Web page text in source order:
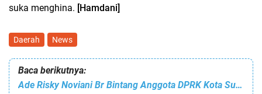
suka menghina. [Hamdani]
Daerah News
Baca berikutnya:
Ade Risky Noviani Br Bintang Anggota DPRK Kota Subulussalam Kunjungi PAUD dan Anak Warga yang Sakit